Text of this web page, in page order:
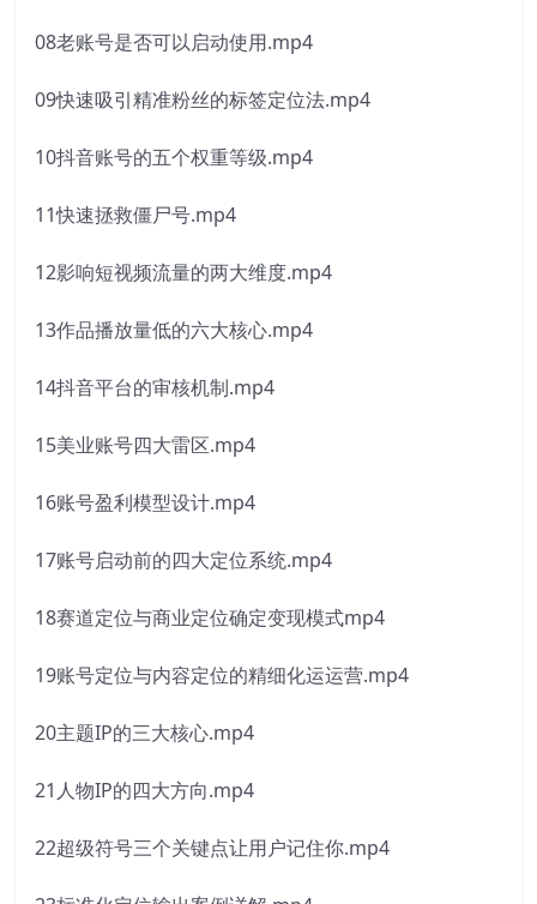
08老账号是否可以启动使用.mp4
09快速吸引精准粉丝的标签定位法.mp4
10抖音账号的五个权重等级.mp4
11快速拯救僵尸号.mp4
12影响短视频流量的两大维度.mp4
13作品播放量低的六大核心.mp4
14抖音平台的审核机制.mp4
15美业账号四大雷区.mp4
16账号盈利模型设计.mp4
17账号启动前的四大定位系统.mp4
18赛道定位与商业定位确定变现模式mp4
19账号定位与内容定位的精细化运运营.mp4
20主题IP的三大核心.mp4
21人物IP的四大方向.mp4
22超级符号三个关键点让用户记住你.mp4